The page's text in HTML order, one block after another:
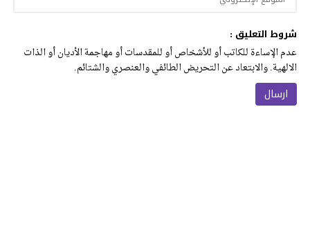
شروط التعليق :
عدم الإساءة للكاتب أو للأشخاص أو للمقدسات أو مهاجمة الأديان أو الذات
الالهية. والابتعاد عن التحريض الطائفي والعنصري والشتائم.